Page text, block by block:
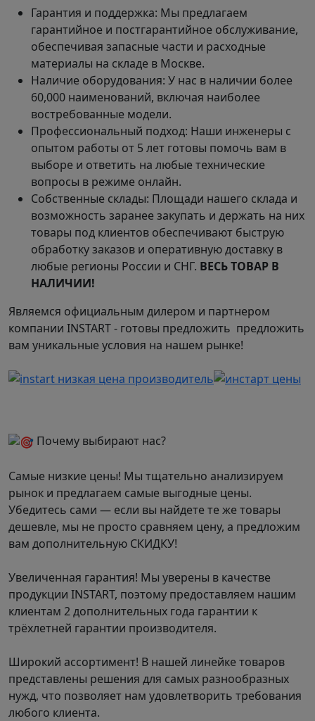
Гарантия и поддержка: Мы предлагаем
гарантийное и постгарантийное обслуживание,
обеспечивая запасные части и расходные
материалы на складе в Москве.
Наличие оборудования: У нас в наличии более
60,000 наименований, включая наиболее
востребованные модели.
Профессиональный подход: Наши инженеры с
опытом работы от 5 лет готовы помочь вам в
выборе и ответить на любые технические
вопросы в режиме онлайн.
Собственные склады: Площади нашего склада и
возможность заранее закупать и держать на них
товары под клиентов обеспечивают быструю
обработку заказов и оперативную доставку в
любые регионы России и СНГ. ВЕСЬ ТОВАР В
НАЛИЧИИ!
Являемся официальным дилером и партнером
компании INSTART - готовы предложить предложить
вам уникальные условия на нашем рынке!
Почему выбирают нас?
Самые низкие цены! Мы тщательно анализируем
рынок и предлагаем самые выгодные цены.
Убедитесь сами — если вы найдете те же товары
дешевле, мы не просто сравняем цену, а предложим
вам дополнительную СКИДКУ!
Увеличенная гарантия! Мы уверены в качестве
продукции INSTART, поэтому предоставляем нашим
клиентам 2 дополнительных года гарантии к
трёхлетней гарантии производителя.
Широкий ассортимент! В нашей линейке товаров
представлены решения для самых разнообразных
нужд, что позволяет нам удовлетворить требования
любого клиента.